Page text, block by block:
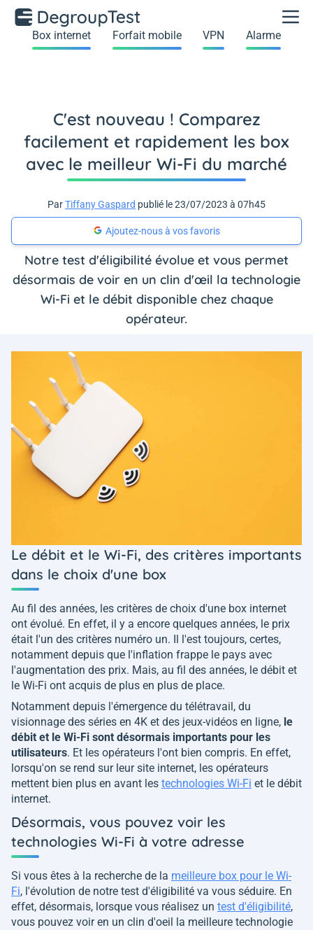
Box internet Forfait mobile VPN Alarme
C'est nouveau ! Comparez
facilement et rapidement les box
avec le meilleur Wi-Fi du marché
ParTiffany Gaspard publié le 23/07/2023 à 07h45
Ajoutez-nous à vos favoris
Notre test d'éligibilité évolue et vous permet
désormais de voir en un clin d'œil la technologie
Wi-Fi et le débit disponible chez chaque
opérateur.
Le débit et le Wi-Fi, des critères importants
dans le choix d'une box
Au fil des années, les critères de choix d'une box internet
ont évolué. En effet, il y a encore quelques années, le prix
était l'un des critères numéro un. Il l'est toujours, certes,
notamment depuis que l'inflation frappe le pays avec
l'augmentation des prix. Mais, au fil des années, le débit et
le Wi-Fi ont acquis de plus en plus de place.
Notamment depuis l'émergence du télétravail, du
visionnage des séries en 4K et des jeux-vidéos en ligne, le
débit et le Wi-Fi sont désormais importants pour les
utilisateurs. Et les opérateurs l'ont bien compris. En effet,
lorsqu'on se rend sur leur site internet, les opérateurs
mettent bien plus en avant les technologies Wi-Fi et le débit
internet.
Désormais, vous pouvez voir les
technologies Wi-Fi à votre adresse
Si vous êtes à la recherche de la meilleure box pour le Wi-
Fi, l'évolution de notre test d'éligibilité va vous séduire. En
effet, désormais, lorsque vous réalisez un test d'éligibilité,
vous pouvez voir en un clin d'oeil la meilleure technologie